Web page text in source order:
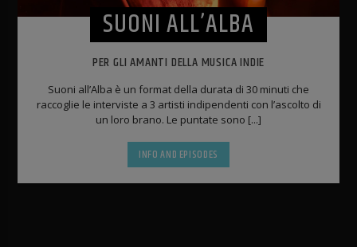
SUONI ALL’ALBA
PER GLI AMANTI DELLA MUSICA INDIE
Suoni all’Alba è un format della durata di 30 minuti che
raccoglie le interviste a 3 artisti indipendenti con l’ascolto di
un loro brano. Le puntate sono [...]
INFO AND EPISODES